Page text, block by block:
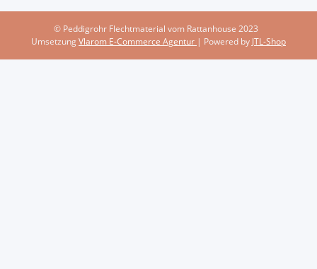
© Peddigrohr Flechtmaterial vom Rattanhouse 2023
UmsetzungVlarom E-Commerce Agentur | Powered by JTL-Shop